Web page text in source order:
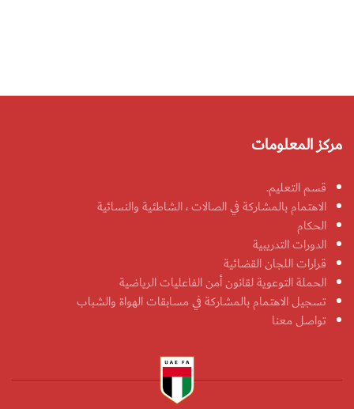
مركز المعلومات
قسم التعليم.
الاهتمام بالمشاركة في الصالات ، الشاطئية والنسائية
الحكام
الدورات التدريبية
قرارات اللجان القضائية
الحملة التوعوية لقانون أمن الفاعليات الرياضية
تسجيل الاهتمام بالمشاركة في مسابقات الهواة والشباب
تواصل معنا